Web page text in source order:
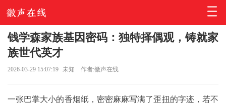
钱学森家族基因密码：独特择偶观，铸就家
族世代英才
2026-03-29 15:07:19 未知 作者:徽声在线
一张巴掌大小的香烟纸，密密麻麻写满了歪扭的字迹，若不